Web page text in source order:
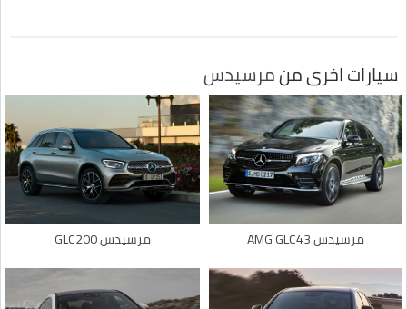
سيارات اخرى منمرسيدس
مرسيدس AMG GLC43 مرسيدس GLC200